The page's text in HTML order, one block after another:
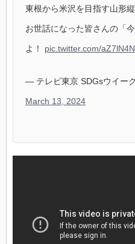
東根から米沢を目指す山形
お世話になった皆さんの「
よ！ pic.twitter.com/
— テレビ東京 SDGsウイー
March 13, 2024